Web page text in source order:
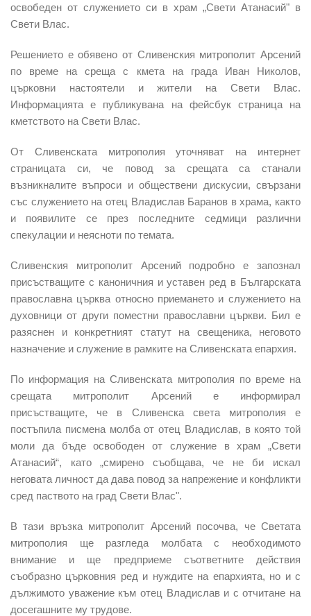
освобеден от служението си в храм „Свети Атанасий" в
Свети Влас.
Решението е обявено от Сливенския митрополит Арсений
по време на среща с кмета на града Иван Николов,
църковни настоятели и жители на Свети Влас.
Информацията е публикувана на фейсбук страница на
кметството на Свети Влас.
От Сливенската митрополия уточняват на интернет
страницата си, че повод за срещата са станали
възникналите въпроси и обществени дискусии, свързани
със служението на отец Владислав Баранов в храма, както
и появилите се през последните седмици различни
спекулации и неясноти по темата.
Сливенския митрополит Арсений подробно е запознал
присъстващите с каноничния и уставен ред в Българската
православна църква относно приемането и служението на
духовници от други поместни православни църкви. Бил е
разяснен и конкретният статут на свещеника, неговото
назначение и служение в рамките на Сливенската епархия.
По информация на Сливенската митрополия по време на
срещата митрополит Арсений е информирал
присъстващите, че в Сливенска света митрополия е
постъпила писмена молба от отец Владислав, в която той
моли да бъде освободен от служение в храм „Свети
Атанасий“, като „смирено съобщава, че не би искал
неговата личност да дава повод за напрежение и конфликти
сред паството на град Свети Влас".
В тази връзка митрополит Арсений посочва, че Светата
митрополия ще разгледа молбата с необходимото
внимание и ще предприеме съответните действия
съобразно църковния ред и нуждите на епархията, но и с
дължимото уважение към отец Владислав и с отчитане на
досегашните му трудове.